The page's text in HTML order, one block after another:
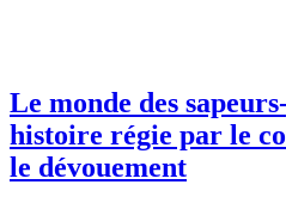
Le monde des
histoire régie par le
le dévouement